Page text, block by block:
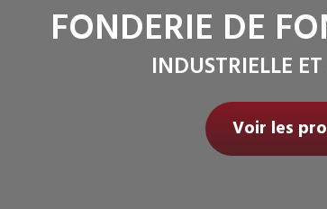
FONDERIE DE
INDUSTRIELLE
Voir les